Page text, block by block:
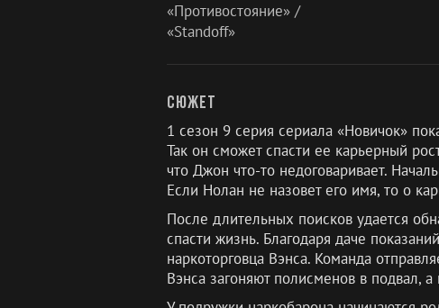
«Противостояние» /
«Standoff»
Сюжет
1 сезон 9 серия сериала «Новичок»
Так он сможет спасти ее карьерный
что Джон что-то недоговаривает.
Если Нолан не назовет его имя, то о
После длительных поисков удается
спасти жизнь. Благодаря даче
наркоторговца Вэнса. Команда
Вэнса загоняют полисменов в подвал,